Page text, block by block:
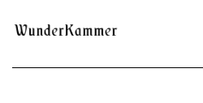
contenido
Wunderkammer